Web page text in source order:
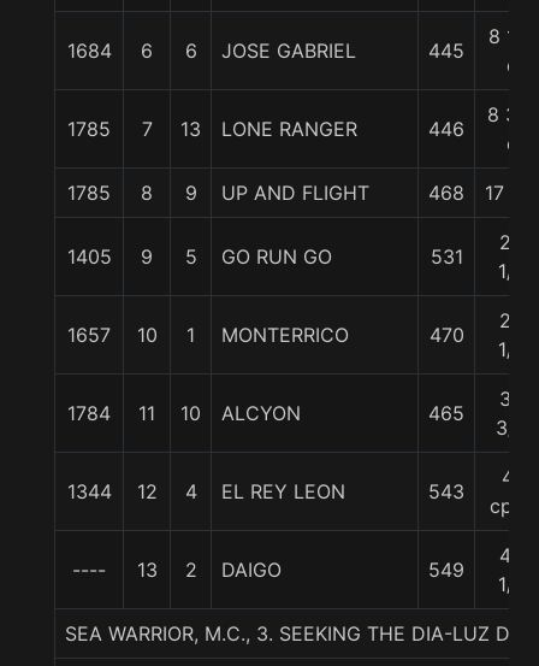
1684 6 6 JOSE GABRIEL 445
8 1/4
c
1785 7 13 LONE RANGER 446
8 3/4
c
1785 8 9 UP AND FLIGHT 468 17 1/2
1405 9 5 GO RUN GO 531
24
1/2
1657 10 1 MONTERRICO 470
28
1/2
1784 11 10 ALCYON 465
35
3/4
1344 12 4 EL REY LEON 543
41
cpos
---- 13 2 DAIGO 549
44
1/2
SEA WARRIOR, M.C., 3. SEEKING THE DIA-LUZ